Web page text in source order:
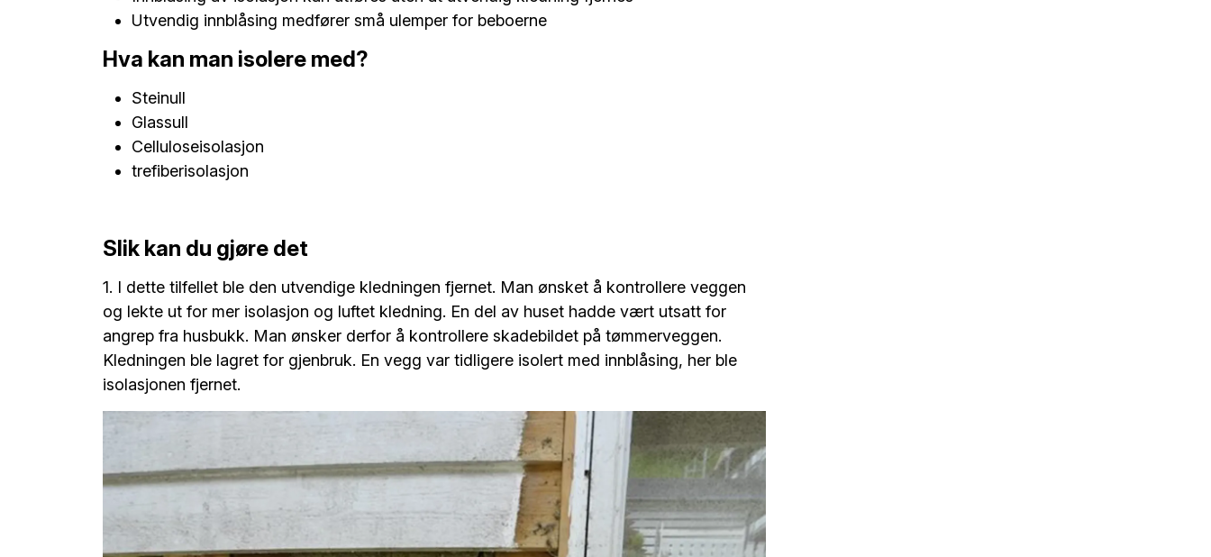
Utvendig innblåsing medfører små ulemper for beboerne
Hva kan man isolere med?
Steinull
Glassull
Celluloseisolasjon
trefiberisolasjon
Slik kan du gjøre det
1. I dette tilfellet ble den utvendige kledningen fjernet. Man ønsket å kontrollere veggen
og lekte ut for mer isolasjon og luftet kledning. En del av huset hadde vært utsatt for
angrep fra husbukk. Man ønsker derfor å kontrollere skadebildet på tømmerveggen.
Kledningen ble lagret for gjenbruk. En vegg var tidligere isolert med innblåsing, her ble
isolasjonen fjernet.